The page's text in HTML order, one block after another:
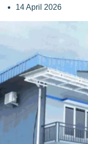
14 April 2026